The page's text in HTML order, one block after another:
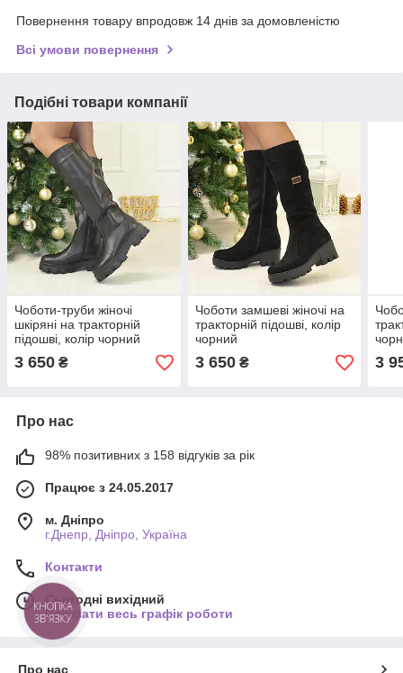
Повернення товару впродовж 14 днів за домовленістю
Всі умови повернення
Подібні товари компанії
Чоботи-труби жіночі
шкіряні на тракторній
підошві, колір чорний
3 650 ₴
Чоботи замшеві жіночі на
тракторній підошві, колір
чорний
3 650₴ 3
Про нас
98% позитивних з 158 відгуків за рік
Працює з 24.05.2017
м. Дніпро
г.Днепр, Дніпро, Україна
Контакти
Сьогодні вихідний
Показати весь графік роботи
Про нас
КНОПКА
ЗВ'ЯЗКУ